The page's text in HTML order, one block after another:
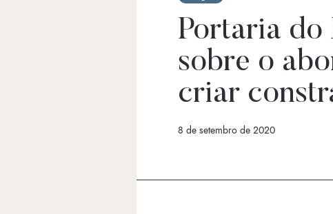
Portaria do
sobre o
criar
8 de setembro de 2020